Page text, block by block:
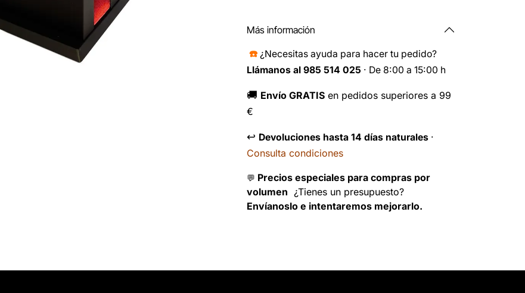
Más información
☎️ ¿Necesitas ayuda para hacer tu pedido?
Llámanos al 985 514 025 · De 8:00 a 15:00 h
🚚 Envío GRATIS en pedidos superiores a 99
€
↩️ Devoluciones hasta 14 días naturales ·
Consulta condiciones
💬 Precios especiales para compras por
volumen ¿Tienes un presupuesto?
Envíanoslo e intentaremos mejorarlo.